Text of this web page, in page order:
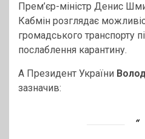
Прем’єр-міністр Денис
Кабмін розглядає
громадського транспорту
послаблення карантину.
А Президент України
зазначив: